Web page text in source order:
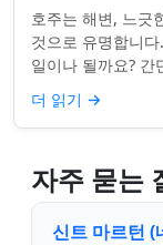
호주는 해변, 느긋
것으로 유명합니
일이나 될까요? 간
하지 않을 수 있습
더 읽기 →
자주 묻는
신트 마르턴 (